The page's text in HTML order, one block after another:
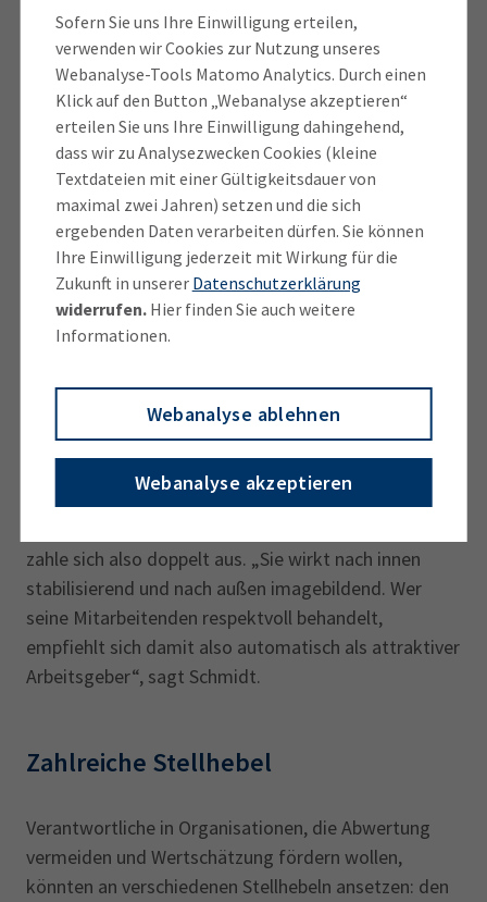
Sofern Sie uns Ihre Einwilligung erteilen,
verwenden wir Cookies zur Nutzung unseres
Webanalyse-Tools Matomo Analytics. Durch einen
Klick auf den Button „Webanalyse akzeptieren“
erteilen Sie uns Ihre Einwilligung dahingehend,
dass wir zu Analysezwecken Cookies (kleine
Textdateien mit einer Gültigkeitsdauer von
maximal zwei Jahren) setzen und die sich
ergebenden Daten verarbeiten dürfen. Sie können
Ihre Einwilligung jederzeit mit Wirkung für die
Zukunft in unserer Datenschutzerklärung
widerrufen.Hier finden Sie auch weitere
Informationen.
Webanalyse ablehnen
Webanalyse akzeptieren
Eine Schlüsselrolle beim Thema Wertschätzung
komme den Chefs und Führungskräften zu. „Führung
beginnt mit Haltung“, betont Schmidt. „Wer führen
will, muss empathisch sein, die individuellen Stärken
und Bedürfnisse seiner Mitarbeitenden kennen und
ihnen auf Augenhöhe begegnen.“ Ehrliche,
persönliche und regelmäßige Kommunikation sei ein
oft unterschätzter Faktor, weiß die IHK-Expertin.
Nicht als Pflichtübung, sondern als Ausdruck echter
Beziehungspflege. „Aber nur so lässt sich Vertrauen
aufbauen – und Vertrauen ist die Grundlage, auf der
Verantwortungsbereitschaft entfalten.“
Ein wertschätzender Umgang mit den
Mitarbeitenden sowie ein gutes Betriebsklima
wiederum sprechen sich erfahrungsgemäß auch
zahle sich also doppelt aus. „Sie wirkt nach innen
stabilisierend und nach außen imagebildend. Wer
seine Mitarbeitenden respektvoll behandelt,
empfiehlt sich damit also automatisch als attraktiver
Arbeitsgeber“, sagt Schmidt.
Zahlreiche Stellhebel
Verantwortliche in Organisationen, die Abwertung
vermeiden und Wertschätzung fördern wollen,
könnten an verschiedenen Stellhebeln ansetzen: den